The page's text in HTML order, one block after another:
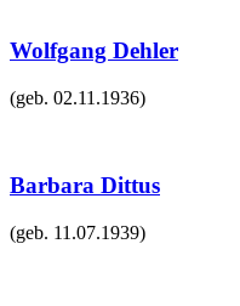
Wolfgang Dehler
(geb. 02.11.1936)
Barbara Dittus
(geb. 11.07.1939)